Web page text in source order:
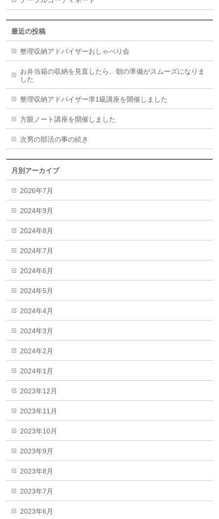
最近の投稿
整理収納アドバイザーおしゃべり会
お弁当箱の収納を見直したら、朝の準備がスムーズになりま
した
整理収納アドバイザー準1級講座を開催しました
方眼ノート講座を開催しました
次男の部活の事の続き
月別アーカイブ
2026年7月
2024年9月
2024年8月
2024年7月
2024年6月
2024年5月
2024年4月
2024年3月
2024年2月
2024年1月
2023年12月
2023年11月
2023年10月
2023年9月
2023年8月
2023年7月
2023年6月